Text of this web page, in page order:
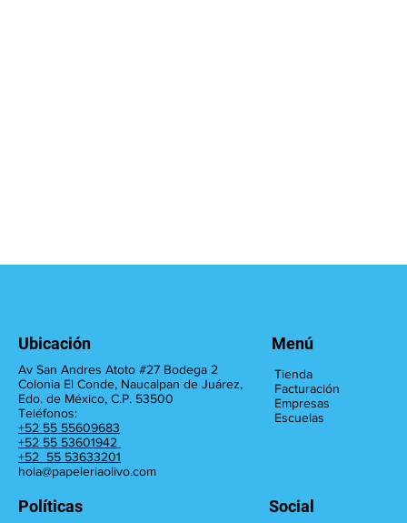
Av San Andres Atoto #27 Bodega 2
Colonia El Conde, Naucalpan de Juárez,
Edo. de México, C.P. 53500
Teléfonos:
+52 55 55609683
+52 55 53601942
+52 55 53633201
hola@papeleriaolivo.com
Ubicación
Políticas Social
Tienda
Facturación
Empresas
Escuelas
Menú